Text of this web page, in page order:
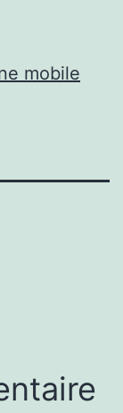
mobile